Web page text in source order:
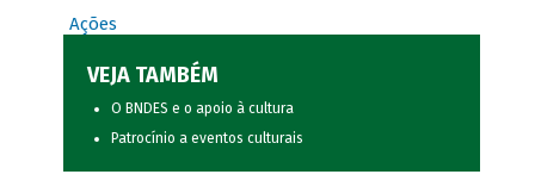
Ações
VEJA TAMBÉM
O BNDES e o apoio à cultura
Patrocínio a eventos culturais